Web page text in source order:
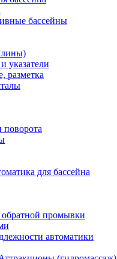
бассейны
указатели
разметка
для бассейна
промывки
автоматики